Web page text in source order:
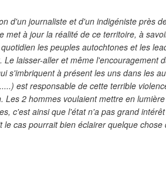
d'un journaliste et d'un indigéniste près
met à jour la réalité de ce territoire, à
les peuples autochtones et les
Le laisser-aller et même l'encouragement
s'imbriquent à présent les uns dans les
est responsable de cette terrible
Les 2 hommes voulaient mettre en
c'est ainsi que l'état n'a pas grand
le cas pourrait bien éclairer quelque chose